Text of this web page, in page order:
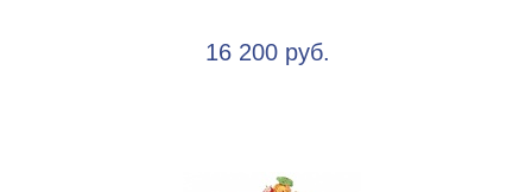
16 200 руб.